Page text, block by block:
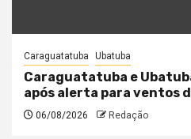
Caraguatatuba Ubatuba
Caraguatatuba e
após alerta para ventos
06/08/2026 Redação